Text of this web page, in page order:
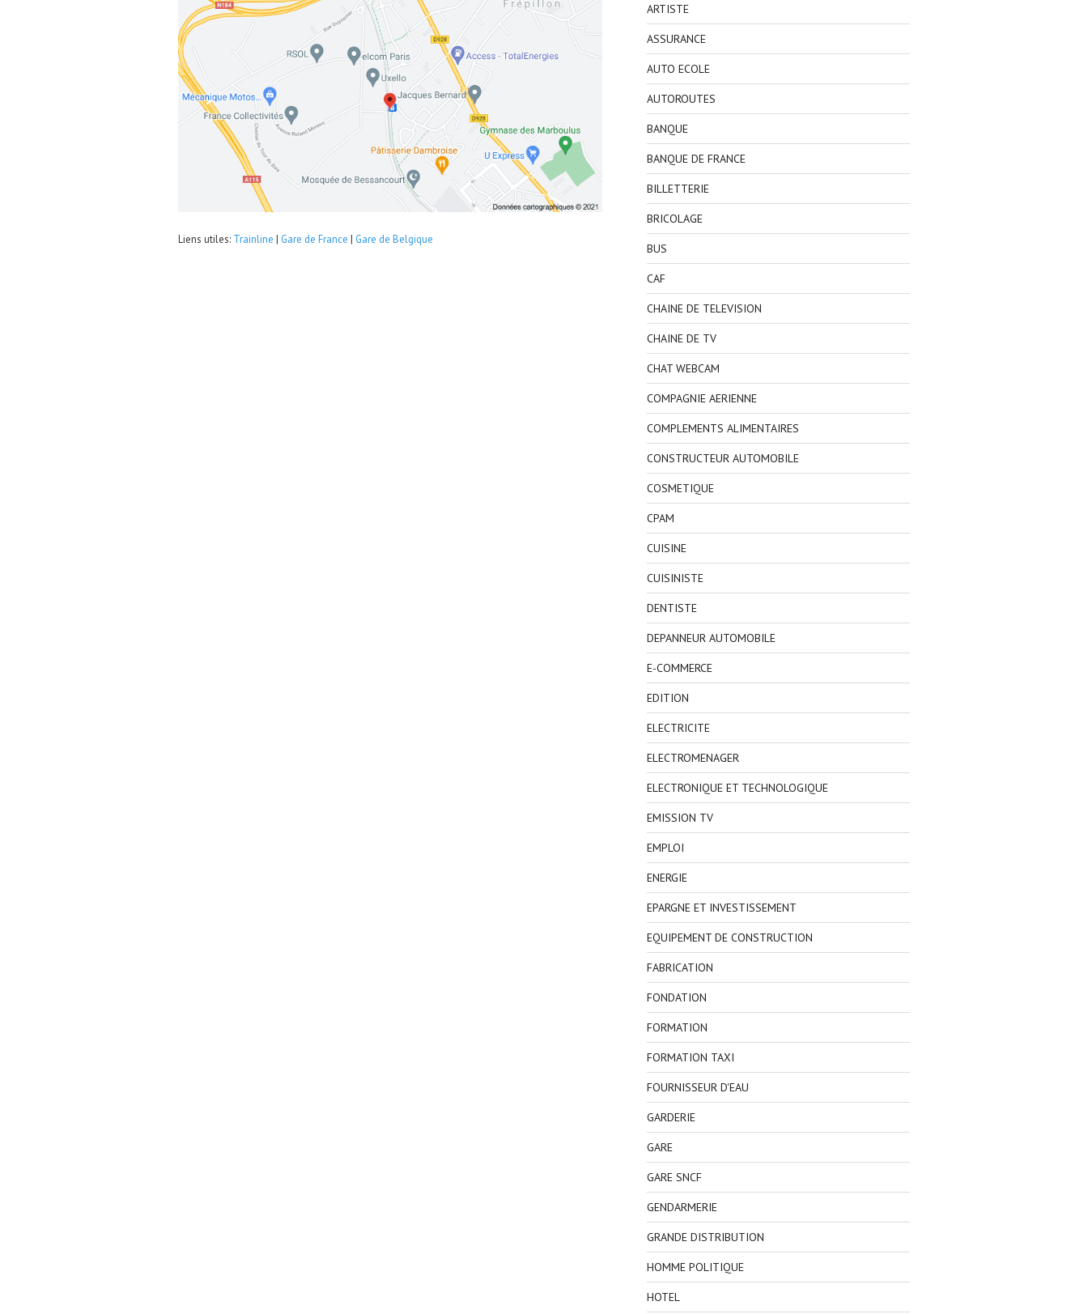
Liens utiles: Trainline | Gare de France | Gare de Belgique
ARTISTE
ASSURANCE
AUTO ECOLE
AUTOROUTES
BANQUE
BANQUE DE FRANCE
BILLETTERIE
BRICOLAGE
BUS
CAF
CHAINE DE TELEVISION
CHAINE DE TV
CHAT WEBCAM
COMPAGNIE AERIENNE
COMPLEMENTS ALIMENTAIRES
CONSTRUCTEUR AUTOMOBILE
COSMETIQUE
CPAM
CUISINE
CUISINISTE
DENTISTE
DEPANNEUR AUTOMOBILE
E-COMMERCE
EDITION
ELECTRICITE
ELECTROMENAGER
ELECTRONIQUE ET TECHNOLOGIQUE
EMISSION TV
EMPLOI
ENERGIE
EPARGNE ET INVESTISSEMENT
EQUIPEMENT DE CONSTRUCTION
FABRICATION
FONDATION
FORMATION
FORMATION TAXI
FOURNISSEUR D'EAU
GARDERIE
GARE
GARE SNCF
GENDARMERIE
GRANDE DISTRIBUTION
HOMME POLITIQUE
HOTEL